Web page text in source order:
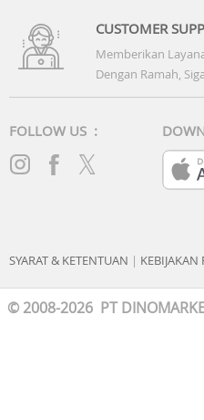
CUSTOMER
Memberikan
Dengan Ramah,
FOLLOW US :
SYARAT & KETENTUAN | KEBIJAKAN
© 2008-2026 PT